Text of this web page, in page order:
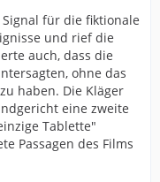
für die fiktionale
und rief die
auch, dass die
ohne das
haben. Die Kläger
eine zweite
Tablette"
Passagen des Films